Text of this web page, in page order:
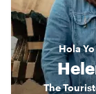
Hola
The